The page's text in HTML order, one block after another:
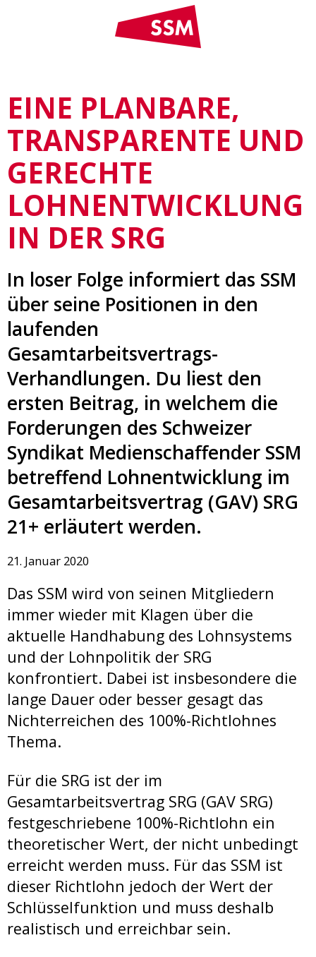
EINE PLANBARE,
TRANSPARENTE UND
GERECHTE
LOHNENTWICKLUNG
IN DER SRG
In loser Folge informiert das SSM
über seine Positionen in den
laufenden
Gesamtarbeitsvertrags-
Verhandlungen. Du liest den
ersten Beitrag, in welchem die
Forderungen des Schweizer
Syndikat Medienschaffender SSM
betreffend Lohnentwicklung im
Gesamtarbeitsvertrag (GAV) SRG
21+ erläutert werden.
21. Januar 2020
Das SSM wird von seinen Mitgliedern
immer wieder mit Klagen über die
aktuelle Handhabung des Lohnsystems
und der Lohnpolitik der SRG
konfrontiert. Dabei ist insbesondere die
lange Dauer oder besser gesagt das
Nichterreichen des 100%-Richtlohnes
Thema.
Für die SRG ist der im
Gesamtarbeitsvertrag SRG (GAV SRG)
festgeschriebene 100%-Richtlohn ein
theoretischer Wert, der nicht unbedingt
erreicht werden muss. Für das SSM ist
dieser Richtlohn jedoch der Wert der
Schlüsselfunktion und muss deshalb
realistisch und erreichbar sein.